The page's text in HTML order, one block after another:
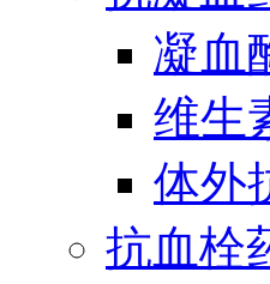
凝血
维生
体外
抗血栓